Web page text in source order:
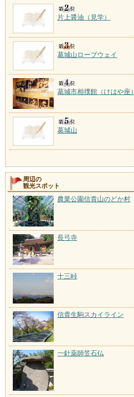
片上醤油（見学）
葛城山ロープウェイ
葛城市相撲館（けはや座）
葛城山
周辺の
観光スポット
農業公園信貴山のどか村
長弓寺
十三峠
信貴生駒スカイライン
一針薬師笠石仏